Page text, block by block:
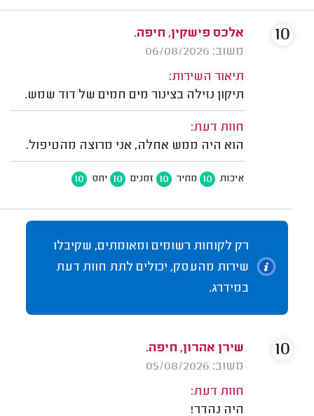
אלכס פישקין, חיפה.
משוב: 06/08/2026
תיאור השירות:
תיקון נזילה בצינור מים חמים של דוד שמש.
חוות דעת:
הוא היה ממש אחלה, אני מרוצה מהטיפול.
איכות 10 מחיר 10 זמנים 10 יחס 10
10
רק לקוחות רשומים ומאומתים, שקיבלו
שירות מהעסק, יכולים לתת חוות דעת
במידרג.
שירן אהרון, חיפה.
משוב: 05/08/2026
חוות דעת:
היה נהדר!
10